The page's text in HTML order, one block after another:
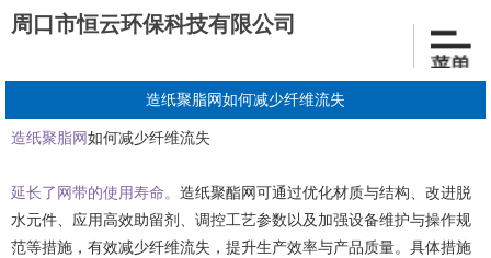
周口市恒云环保科技有限公司
造纸聚脂网如何减少纤维流失
造纸聚脂网 如何减少纤维流失
延长了网带的使用寿命。 造纸聚酯网可通过优化材质与结构、改进脱
水元件、应用高效助留剂、调控工艺参数以及加强设备维护与操作规
范等措施，有效减少纤维流失，提升生产效率与产品质量。具体措施